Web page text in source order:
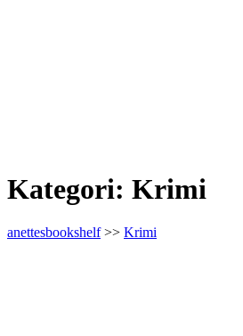
Kategori: Krimi
anettesbookshelf>> Krimi